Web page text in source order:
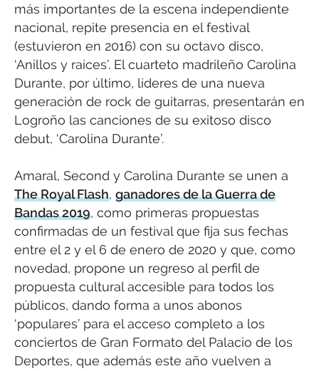
más importantes de la escena independiente
nacional, repite presencia en el festival
(estuvieron en 2016) con su octavo disco,
‘Anillos y raíces’. El cuarteto madrileño Carolina
Durante, por último, líderes de una nueva
generación de rock de guitarras, presentarán en
Logroño las canciones de su exitoso disco
debut, ‘Carolina Durante’.
Amaral, Second y Carolina Durante se unen a
The Royal Flash, ganadores de la Guerra de
Bandas 2019, como primeras propuestas
confirmadas de un festival que fija sus fechas
entre el 2 y el 6 de enero de 2020 y que, como
novedad, propone un regreso al perfil de
propuesta cultural accesible para todos los
públicos, dando forma a unos abonos
‘populares’ para el acceso completo a los
conciertos de Gran Formato del Palacio de los
Deportes, que además este año vuelven a